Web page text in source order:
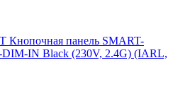
панель SMART-
IN Black (230V, 2.4G) (IARL,